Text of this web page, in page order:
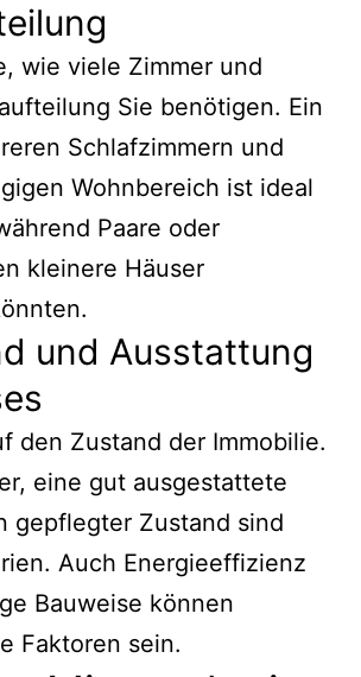
wie viele Zimmer und
Sie benötigen. Ein
Schlafzimmern und
Wohnbereich ist ideal
Paare oder
kleinere Häuser
und Ausstattung
den Zustand der Immobilie.
eine gut ausgestattete
gepflegter Zustand sind
Auch Energieeffizienz
Bauweise können
Faktoren sein.